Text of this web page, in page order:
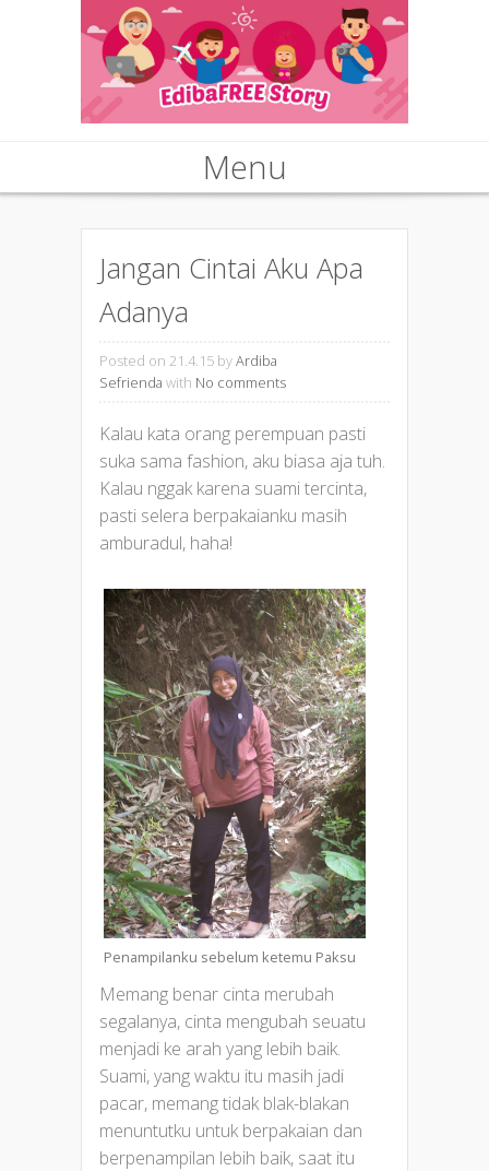
Menu
Jangan Cintai Aku Apa
Adanya
Posted on 21.4.15 byArdiba
Sefrienda with No comments
Kalau kata orang perempuan pasti
suka sama fashion, aku biasa aja tuh.
Kalau nggak karena suami tercinta,
pasti selera berpakaianku masih
amburadul, haha!
Penampilanku sebelum ketemu Paksu
Memang benar cinta merubah
segalanya, cinta mengubah seuatu
menjadi ke arah yang lebih baik.
Suami, yang waktu itu masih jadi
pacar, memang tidak blak-blakan
menuntutku untuk berpakaian dan
berpenampilan lebih baik, saat itu